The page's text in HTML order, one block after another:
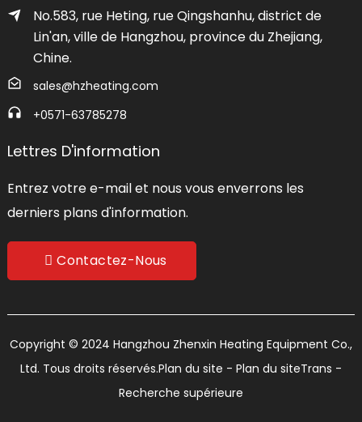
No.583, rue Heting, rue Qingshanhu, district de
Lin'an, ville de Hangzhou, province du Zhejiang,
Chine.
sales@hzheating.com
+0571-63785278
Lettres D'information
Entrez votre e-mail et nous vous enverrons les
derniers plans d'information.
Contactez-Nous
Copyright © 2024 Hangzhou Zhenxin Heating Equipment Co.,
Ltd. Tous droits réservés.Plan du site - Plan du siteTrans -
Recherche supérieure